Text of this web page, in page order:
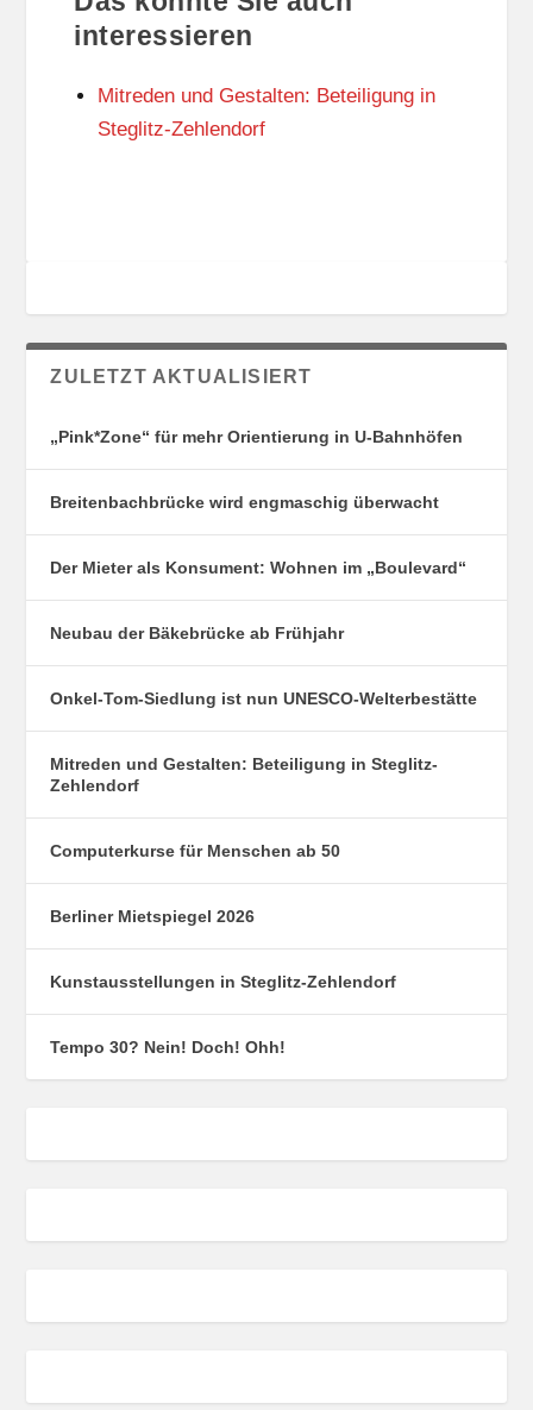
T
U
N
S
O
O
R
N
interessieren
Mitreden und Gestalten: Beteiligung in
Steglitz-Zehlendorf
ZULETZT AKTUALISIERT
„Pink*Zone“ für mehr Orientierung in U-Bahnhöfen
Breitenbachbrücke wird engmaschig überwacht
Der Mieter als Konsument: Wohnen im „Boulevard“
Neubau der Bäkebrücke ab Frühjahr
Onkel-Tom-Siedlung ist nun UNESCO-Welterbestätte
Mitreden und Gestalten: Beteiligung in Steglitz-
Zehlendorf
Computerkurse für Menschen ab 50
Berliner Mietspiegel 2026
Kunstausstellungen in Steglitz-Zehlendorf
Tempo 30? Nein! Doch! Ohh!